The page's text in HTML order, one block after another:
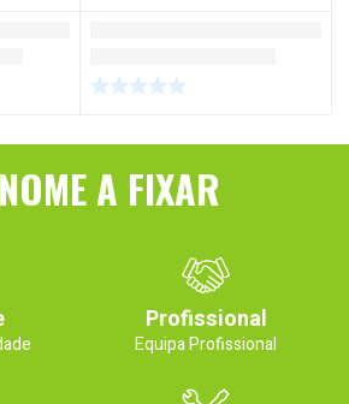
A FIXAR
Profissional
Equipa Profissional